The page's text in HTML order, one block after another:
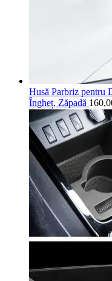
Husă Parbriz pentru
Îngheț, Zăpadă